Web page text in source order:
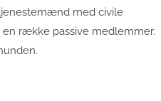
med civile
en række passive medlemmer.